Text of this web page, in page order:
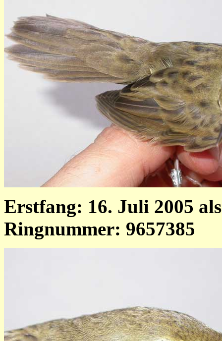
Erstfang: 16. Juli 2005
Ringnummer: 9657385